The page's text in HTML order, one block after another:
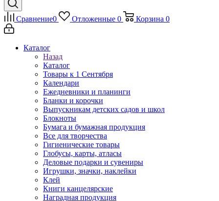
Сравнение0 Отложенные 0 Корзина 0
Каталог
Назад
Каталог
Товары к 1 Сентября
Календари
Ежедневники и планинги
Бланки и корочки
Выпускникам детских садов и школ
Блокноты
Бумага и бумажная продукция
Все для творчества
Гигиенические товары
Глобусы, карты, атласы
Деловые подарки и сувениры
Игрушки, значки, наклейки
Клей
Книги канцелярские
Наградная продукция